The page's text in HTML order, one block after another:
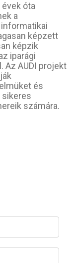
óta
a
képzett
képzik
iparági
Az AUDI projekt
és
sikeres
számára.